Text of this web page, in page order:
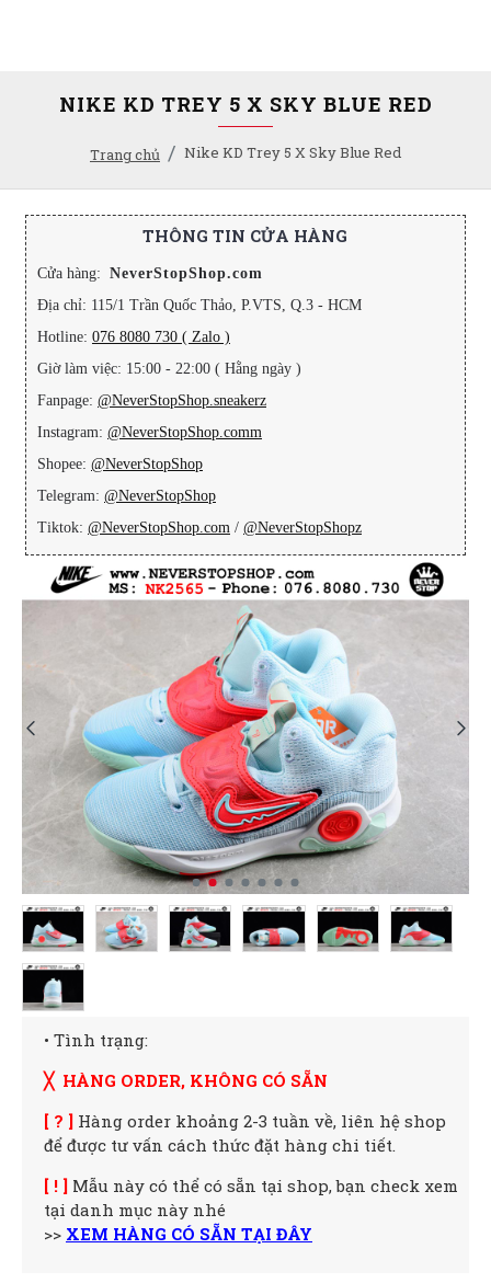
Trang chủ Nike KD Trey 5 X Sky Blue Red
NIKE KD TREY 5 X SKY BLUE RED
THÔNG TIN CỬA HÀNG
Cửa hàng: NeverStopShop.com
Địa chỉ: 115/1 Trần Quốc Thảo, P.VTS, Q.3 - HCM
Hotline: 076 8080 730 ( Zalo )
Giờ làm việc: 15:00 - 22:00 ( Hằng ngày )
Fanpage: @NeverStopShop.sneakerz
Instagram: @NeverStopShop.comm
Shopee: @NeverStopShop
Telegram: @NeverStopShop
Tiktok: @NeverStopShop.com / @NeverStopShopz
• Tình trạng:
╳ HÀNG ORDER, KHÔNG CÓ SẴN
[ ? ] Hàng order khoảng 2-3 tuần về, liên hệ shop
để được tư vấn cách thức đặt hàng chi tiết.
[ ! ] Mẫu này có thể có sẵn tại shop, bạn check xem
tại danh mục này nhé
>> XEM HÀNG CÓ SẴN TẠI ĐÂY